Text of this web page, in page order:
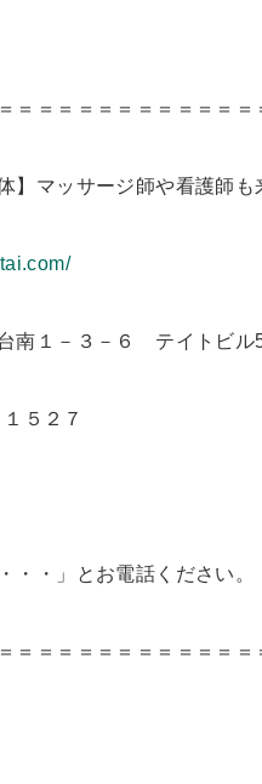
＝＝＝＝＝＝＝＝＝＝＝
】マッサージ師や看護師
南１－３－６ テイトビル
５２７
・・」とお電話ください。
＝＝＝＝＝＝＝＝＝＝＝